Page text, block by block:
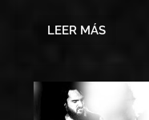
LEER MÁS